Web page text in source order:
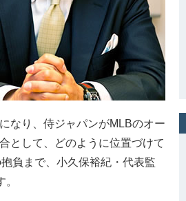
なり、侍ジャパンがMLBのオー
として、どのように位置づけて
負まで、小久保裕紀・代表監